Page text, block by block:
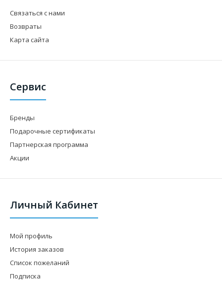
Связаться с нами
Возвраты
Карта сайта
Сервис
Бренды
Подарочные сертификаты
Партнерская программа
Акции
Личный Кабинет
Мой профиль
История заказов
Список пожеланий
Подписка